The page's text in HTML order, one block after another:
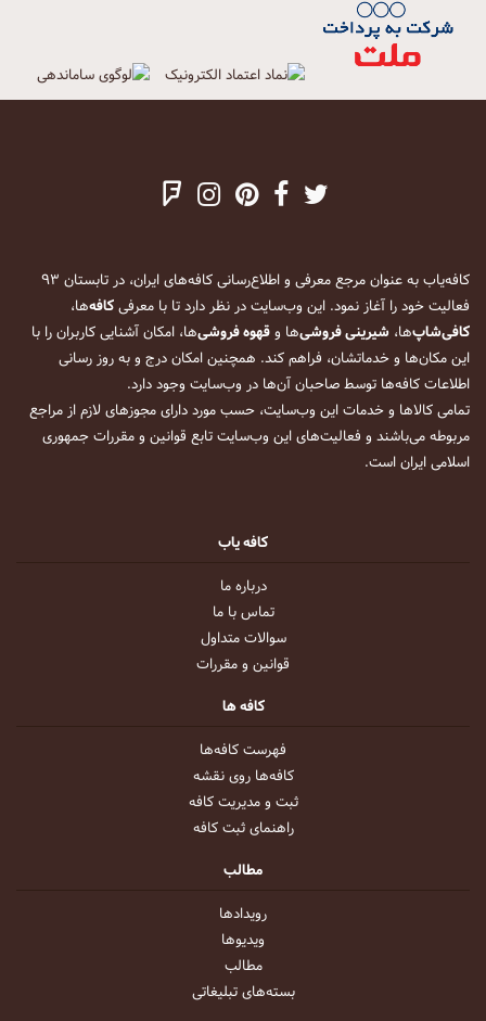
کافه‌یاب به عنوان مرجع معرفی و اطلاع‌رسانی کافه‌های ایران، در تابستان ۹۳
فعالیت خود را آغاز نمود. این وب‌سایت در نظر دارد تا با معرفیکافه‌ها،
کافی‌شاپ‌ها، شیرینی فروشی‌ها وقهوه فروشی‌ها، امکان آشنایی کاربران را با
این مکان‌ها و خدماتشان، فراهم کند. همچنین امکان درج و به روز رسانی
اطلاعات کافه‌ها توسط صاحبان آن‌ها در وب‌سایت وجود دارد.
تمامی کالاها و خدمات این وب‌سایت، حسب مورد دارای مجوزهای لازم از مراجع
مربوطه می‌باشند و فعالیت‌های این وب‌سایت تابع قوانین و مقررات جمهوری
اسلامی ایران است.
کافه یاب
درباره ما
تماس با ما
سوالات متداول
قوانین و مقررات
کافه ها
فهرست کافه‌ها
کافه‌ها روی نقشه
ثبت و مدیریت کافه
راهنمای ثبت کافه
مطالب
رویداد‌ها
ویدیو‌ها
مطالب
بسته‌های تبلیغاتی